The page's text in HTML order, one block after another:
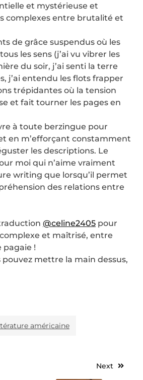
et mystérieuse et
complexes entre brutalité et
de grâce suspendus où les
les sens (j’ai vu vibrer les
du soir, j’ai senti la terre
j’ai entendu les flots frapper
trépidantes où la tension
et fait tourner les pages en
à toute berzingue pour
en m’efforçant constamment
les descriptions. Le
moi qui n’aime vraiment
writing que lorsqu’il permet
des relations entre
@celine2405 pour
et maîtrisé, entre
pagaie !
pouvez mettre la main dessus,
américaine
Next